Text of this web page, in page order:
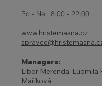
Po - Ne | 8:00 - 22:00
www.hristemasna.cz
Managers:
Libor Merenda, Ludmila
Maříková